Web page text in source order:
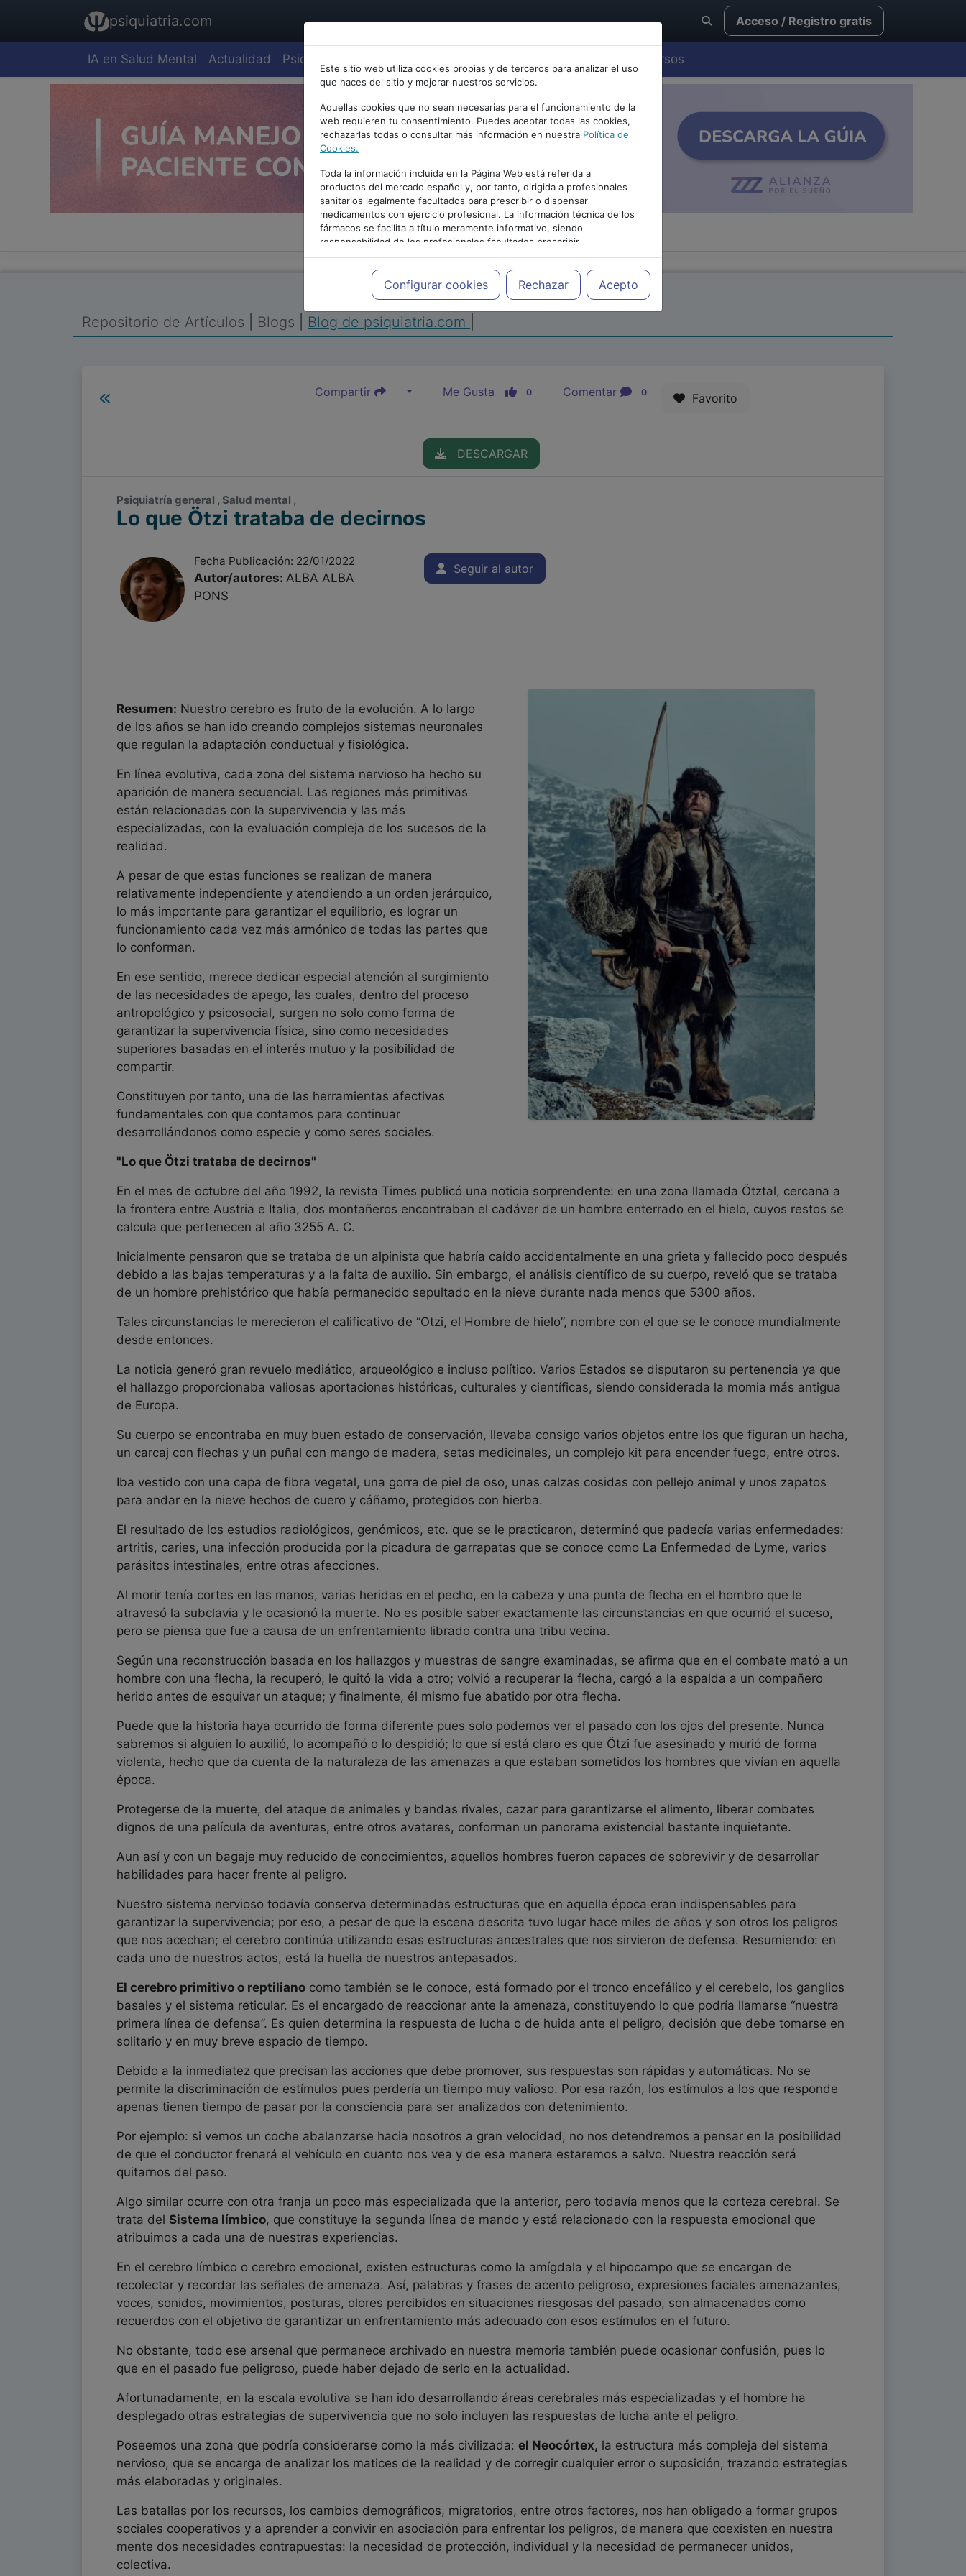
psiquiatria.com Acceso / Registro gratis
IA en Salud Mental Actualidad Psiquiatría Cursos
Este sitio web utiliza cookies propias y de terceros para analizar el uso
que haces del sitio y mejorar nuestros servicios.
Aquellas cookies que no sean necesarias para el funcionamiento de la
web requieren tu consentimiento. Puedes aceptar todas las cookies,
rechazarlas todas o consultar más información en nuestra Política de
Cookies.
Toda la información incluida en la Página Web está referida a
productos del mercado español y, por tanto, dirigida a profesionales
sanitarios legalmente facultados para prescribir o dispensar
medicamentos con ejercicio profesional. La información técnica de los
fármacos se facilita a título meramente informativo, siendo
responsabilidad de los profesionales facultados prescribir
medicamentos y decidir, en cada caso concreto, el tratamiento más
adecuado a las necesidades del paciente.
Configurar cookies Rechazar Acepto
PUBLICIDAD
Repositorio de Artículos Blogs Blog de psiquiatria.com
Compartir Me Gusta 0 Comentar 0 Favorito
DESCARGAR
Psiquiatría general , Salud mental ,
Lo que Ötzi trataba de decirnos
Fecha Publicación: 22/01/2022
Autor/autores: ALBA ALBA
PONS
Seguir al autor
Resumen: Nuestro cerebro es fruto de la evolución. A lo largo
de los años se han ido creando complejos sistemas neuronales
que regulan la adaptación conductual y fisiológica.
En línea evolutiva, cada zona del sistema nervioso ha hecho su
aparición de manera secuencial. Las regiones más primitivas
están relacionadas con la supervivencia y las más
especializadas, con la evaluación compleja de los sucesos de la
realidad.
A pesar de que estas funciones se realizan de manera
relativamente independiente y atendiendo a un orden jerárquico,
lo más importante para garantizar el equilibrio, es lograr un
funcionamiento cada vez más armónico de todas las partes que
lo conforman.
En ese sentido, merece dedicar especial atención al surgimiento
de las necesidades de apego, las cuales, dentro del proceso
antropológico y psicosocial, surgen no solo como forma de
garantizar la supervivencia física, sino como necesidades
superiores basadas en el interés mutuo y la posibilidad de
compartir.
Constituyen por tanto, una de las herramientas afectivas
fundamentales con que contamos para continuar
desarrollándonos como especie y como seres sociales.
"Lo que Ötzi trataba de decirnos"
En el mes de octubre del año 1992, la revista Times publicó una noticia sorprendente: en una zona llamada Ötztal, cercana a
la frontera entre Austria e Italia, dos montañeros encontraban el cadáver de un hombre enterrado en el hielo, cuyos restos se
calcula que pertenecen al año 3255 A. C.
Inicialmente pensaron que se trataba de un alpinista que habría caído accidentalmente en una grieta y fallecido poco después
debido a las bajas temperaturas y a la falta de auxilio. Sin embargo, el análisis científico de su cuerpo, reveló que se trataba
de un hombre prehistórico que había permanecido sepultado en la nieve durante nada menos que 5300 años.
Tales circunstancias le merecieron el calificativo de “Otzi, el Hombre de hielo”, nombre con el que se le conoce mundialmente
desde entonces.
La noticia generó gran revuelo mediático, arqueológico e incluso político. Varios Estados se disputaron su pertenencia ya que
el hallazgo proporcionaba valiosas aportaciones históricas, culturales y científicas, siendo considerada la momia más antigua
de Europa.
Su cuerpo se encontraba en muy buen estado de conservación, llevaba consigo varios objetos entre los que figuran un hacha,
un carcaj con flechas y un puñal con mango de madera, setas medicinales, un complejo kit para encender fuego, entre otros.
Iba vestido con una capa de fibra vegetal, una gorra de piel de oso, unas calzas cosidas con pellejo animal y unos zapatos
para andar en la nieve hechos de cuero y cáñamo, protegidos con hierba.
El resultado de los estudios radiológicos, genómicos, etc. que se le practicaron, determinó que padecía varias enfermedades:
artritis, caries, una infección producida por la picadura de garrapatas que se conoce como La Enfermedad de Lyme, varios
parásitos intestinales, entre otras afecciones.
Al morir tenía cortes en las manos, varias heridas en el pecho, en la cabeza y una punta de flecha en el hombro que le
atravesó la subclavia y le ocasionó la muerte. No es posible saber exactamente las circunstancias en que ocurrió el suceso,
pero se piensa que fue a causa de un enfrentamiento librado contra una tribu vecina.
Según una reconstrucción basada en los hallazgos y muestras de sangre examinadas, se afirma que en el combate mató a un
hombre con una flecha, la recuperó, le quitó la vida a otro; volvió a recuperar la flecha, cargó a la espalda a un compañero
herido antes de esquivar un ataque; y finalmente, él mismo fue abatido por otra flecha.
Puede que la historia haya ocurrido de forma diferente pues solo podemos ver el pasado con los ojos del presente. Nunca
sabremos si alguien lo auxilió, lo acompañó o lo despidió; lo que sí está claro es que Ötzi fue asesinado y murió de forma
violenta, hecho que da cuenta de la naturaleza de las amenazas a que estaban sometidos los hombres que vivían en aquella
época.
Protegerse de la muerte, del ataque de animales y bandas rivales, cazar para garantizarse el alimento, liberar combates
dignos de una película de aventuras, entre otros avatares, conforman un panorama existencial bastante inquietante.
Aun así y con un bagaje muy reducido de conocimientos, aquellos hombres fueron capaces de sobrevivir y de desarrollar
habilidades para hacer frente al peligro.
Nuestro sistema nervioso todavía conserva determinadas estructuras que en aquella época eran indispensables para
garantizar la supervivencia; por eso, a pesar de que la escena descrita tuvo lugar hace miles de años y son otros los peligros
que nos acechan; el cerebro continúa utilizando esas estructuras ancestrales que nos sirvieron de defensa. Resumiendo: en
cada uno de nuestros actos, está la huella de nuestros antepasados.
El cerebro primitivo o reptiliano como también se le conoce, está formado por el tronco encefálico y el cerebelo, los ganglios
basales y el sistema reticular. Es el encargado de reaccionar ante la amenaza, constituyendo lo que podría llamarse “nuestra
primera línea de defensa”. Es quien determina la respuesta de lucha o de huida ante el peligro, decisión que debe tomarse en
solitario y en muy breve espacio de tiempo.
Debido a la inmediatez que precisan las acciones que debe promover, sus respuestas son rápidas y automáticas. No se
permite la discriminación de estímulos pues perdería un tiempo muy valioso. Por esa razón, los estímulos a los que responde
apenas tienen tiempo de pasar por la consciencia para ser analizados con detenimiento.
Por ejemplo: si vemos un coche abalanzarse hacia nosotros a gran velocidad, no nos detendremos a pensar en la posibilidad
de que el conductor frenará el vehículo en cuanto nos vea y de esa manera estaremos a salvo. Nuestra reacción será
quitarnos del paso.
Algo similar ocurre con otra franja un poco más especializada que la anterior, pero todavía menos que la corteza cerebral. Se
trata del Sistema límbico, que constituye la segunda línea de mando y está relacionado con la respuesta emocional que
atribuimos a cada una de nuestras experiencias.
En el cerebro límbico o cerebro emocional, existen estructuras como la amígdala y el hipocampo que se encargan de
recolectar y recordar las señales de amenaza. Así, palabras y frases de acento peligroso, expresiones faciales amenazantes,
voces, sonidos, movimientos, posturas, olores percibidos en situaciones riesgosas del pasado, son almacenados como
recuerdos con el objetivo de garantizar un enfrentamiento más adecuado con esos estímulos en el futuro.
No obstante, todo ese arsenal que permanece archivado en nuestra memoria también puede ocasionar confusión, pues lo
que en el pasado fue peligroso, puede haber dejado de serlo en la actualidad.
Afortunadamente, en la escala evolutiva se han ido desarrollando áreas cerebrales más especializadas y el hombre ha
desplegado otras estrategias de supervivencia que no solo incluyen las respuestas de lucha ante el peligro.
Poseemos una zona que podría considerarse como la más civilizada: el Neocórtex, la estructura más compleja del sistema
nervioso, que se encarga de analizar los matices de la realidad y de corregir cualquier error o suposición, trazando estrategias
más elaboradas y originales.
Las batallas por los recursos, los cambios demográficos, migratorios, entre otros factores, nos han obligado a formar grupos
sociales cooperativos y a aprender a convivir en asociación para enfrentar los peligros, de manera que coexisten en nuestra
mente dos necesidades contrapuestas: la necesidad de protección, individual y la necesidad de permanecer unidos,
colectiva.